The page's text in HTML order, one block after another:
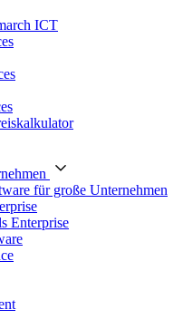
ICT
für große Unternehmen
Enterprise